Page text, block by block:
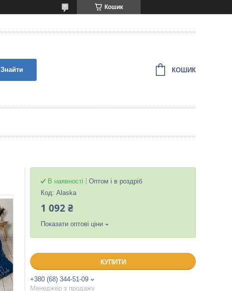
Кошик
Знайти КОШИК
В наявності
Оптом і в роздріб
Код: Alaska
1 092 ₴
Показати оптові ціни
КУПИТИ
+380 (68) 344-51-09
Менеджер з продажу